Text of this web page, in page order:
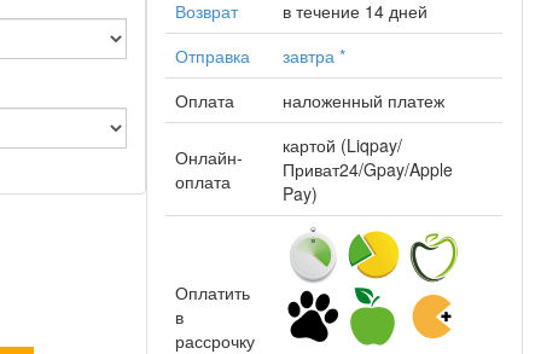
Возврат
в течение 14 дней
Отправка
завтра*
Оплата
наложенный платеж
Онлайн-
оплата
картой (Liqpay/
Приват24/Gpay/Apple
Pay)
Оплатить
в
рассрочку